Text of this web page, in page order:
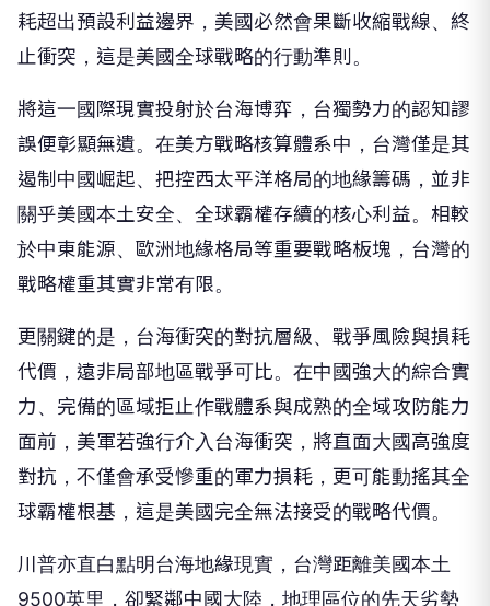
耗超出預設利益邊界，美國必然會果斷收縮戰線、終
止衝突，這是美國全球戰略的行動準則。
將這一國際現實投射於台海博弈，台獨勢力的認知謬
誤便彰顯無遺。在美方戰略核算體系中，台灣僅是其
遏制中國崛起、把控西太平洋格局的地緣籌碼，並非
關乎美國本土安全、全球霸權存續的核心利益。相較
於中東能源、歐洲地緣格局等重要戰略板塊，台灣的
戰略權重其實非常有限。
更關鍵的是，台海衝突的對抗層級、戰爭風險與損耗
代價，遠非局部地區戰爭可比。在中國強大的綜合實
力、完備的區域拒止作戰體系與成熟的全域攻防能力
面前，美軍若強行介入台海衝突，將直面大國高強度
對抗，不僅會承受慘重的軍力損耗，更可能動搖其全
球霸權根基，這是美國完全無法接受的戰略代價。
川普亦直白點明台海地緣現實，台灣距離美國本土
9500英里，卻緊鄰中國大陸，地理區位的先天劣勢